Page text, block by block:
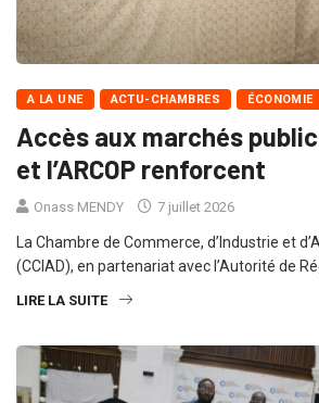
A LA UNE ACTU-CHAMBRES ÉCONOMIE
Accès aux marchés
et l’ARCOP renforcent
Onass MENDY 7 juillet 2026
La Chambre de Commerce, d’Industrie et
(CCIAD), en partenariat avec l’Autorité de
LIRE LA SUITE